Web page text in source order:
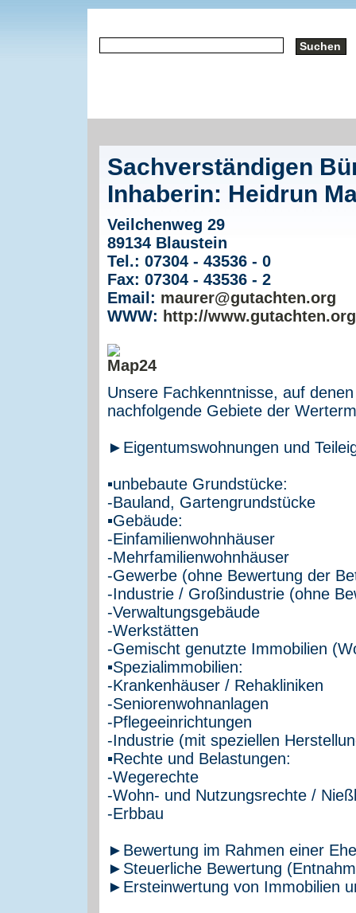
Sachverständigen
Inhaberin: Heidrun
Veilchenweg 29
89134 Blaustein
Tel.: 07304 - 43536 - 0
Fax: 07304 - 43536 - 2
Email: maurer@gutachten.org
WWW: http://www.gutachten.org
Unsere Fachkenntnisse, auf
nachfolgende Gebiete der
►Eigentumswohnungen und
▪unbebaute Grundstücke:
-Bauland, Gartengrundstücke
▪Gebäude:
-Einfamilienwohnhäuser
-Mehrfamilienwohnhäuser
-Gewerbe (ohne Bewertung der
-Industrie / Großindustrie (ohne
-Verwaltungsgebäude
-Werkstätten
-Gemischt genutzte Immobilien
▪Spezialimmobilien:
-Krankenhäuser / Rehakliniken
-Seniorenwohnanlagen
-Pflegeeinrichtungen
-Industrie (mit speziellen
▪Rechte und Belastungen:
-Wegerechte
-Wohn- und Nutzungsrechte /
-Erbbau
►Bewertung im Rahmen einer
►Steuerliche Bewertung
►Ersteinwertung von Immobilien